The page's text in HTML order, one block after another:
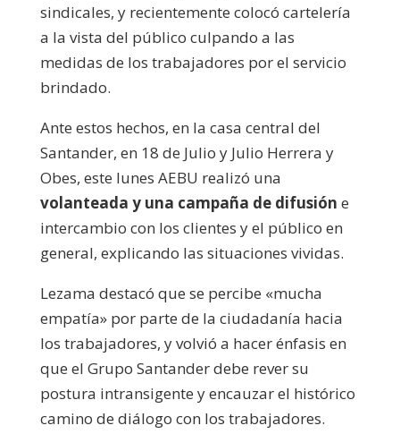
sindicales, y recientemente colocó cartelería
a la vista del público culpando a las
medidas de los trabajadores por el servicio
brindado.
Ante estos hechos, en la casa central del
Santander, en 18 de Julio y Julio Herrera y
Obes, este lunes AEBU realizó una
volanteada y una campaña de difusión e
intercambio con los clientes y el público en
general, explicando las situaciones vividas.
Lezama destacó que se percibe «mucha
empatía» por parte de la ciudadanía hacia
los trabajadores, y volvió a hacer énfasis en
que el Grupo Santander debe rever su
postura intransigente y encauzar el histórico
camino de diálogo con los trabajadores.